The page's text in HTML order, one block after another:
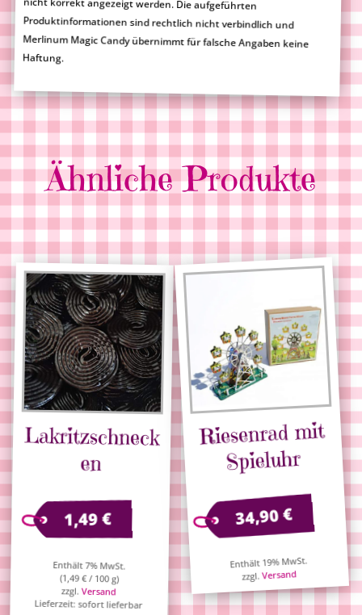
Haftung.
Ähnliche Produkte
Lakritzschneck
en
1,49€
Enthält 7% MwSt.
(1,49€/ 100 g)
zzgl.Versand
Lieferzeit: sofort lieferbar
Riesenrad mit
Spieluhr
34,90€
Enthält 19% MwSt.
zzgl.Versand